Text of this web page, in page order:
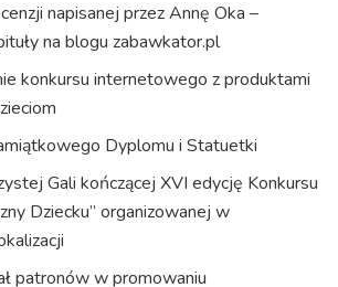
napisanej przez Annę Oka –
na blogu zabawkator.pl
konkursu internetowego z produktami
Dyplomu i Statuetki
Gali kończącej XVI edycję Konkursu
Dziecku” organizowanej w
patronów w promowaniu